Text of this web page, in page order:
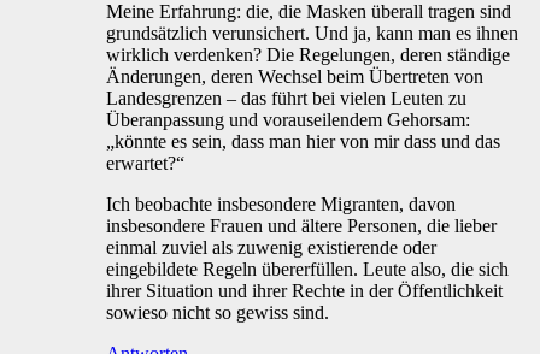
Meine Erfahrung: die, die Masken überall tragen sind
grundsätzlich verunsichert. Und ja, kann man es ihnen
wirklich verdenken? Die Regelungen, deren ständige
Änderungen, deren Wechsel beim Übertreten von
Landesgrenzen – das führt bei vielen Leuten zu
Überanpassung und vorauseilendem Gehorsam:
„könnte es sein, dass man hier von mir dass und das
erwartet?“
Ich beobachte insbesondere Migranten, davon
insbesondere Frauen und ältere Personen, die lieber
einmal zuviel als zuwenig existierende oder
eingebildete Regeln übererfüllen. Leute also, die sich
ihrer Situation und ihrer Rechte in der Öffentlichkeit
sowieso nicht so gewiss sind.